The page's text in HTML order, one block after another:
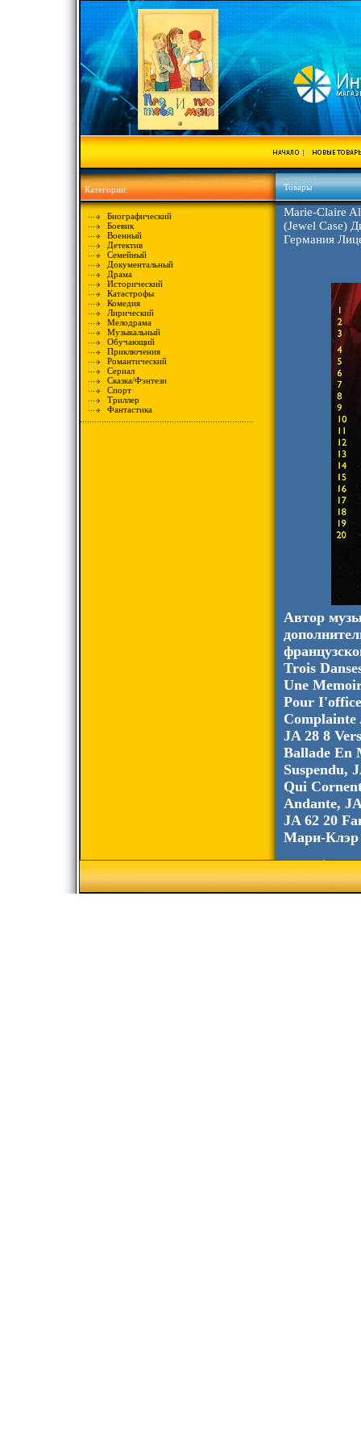
Категории:
Биографический
Боевик
Военный
Детектив
Семейный
Документальный
Драма
Исторический
Катастрофы
Комедия
Лирический
Мелодрама
Музыкальный
Обучающий
Приключения
Романтический
Сериал
Сказка/Фэнтези
Спорт
Триллер
Фантастика
Товары
Marie-Claire
(Jewel Case)
Германия
Автор
Trois
Une
Pour
Complainte
JA 28 8
Ballade En
Suspendu,
Qui
Andante,
JA 62 20
Мари-Клэр